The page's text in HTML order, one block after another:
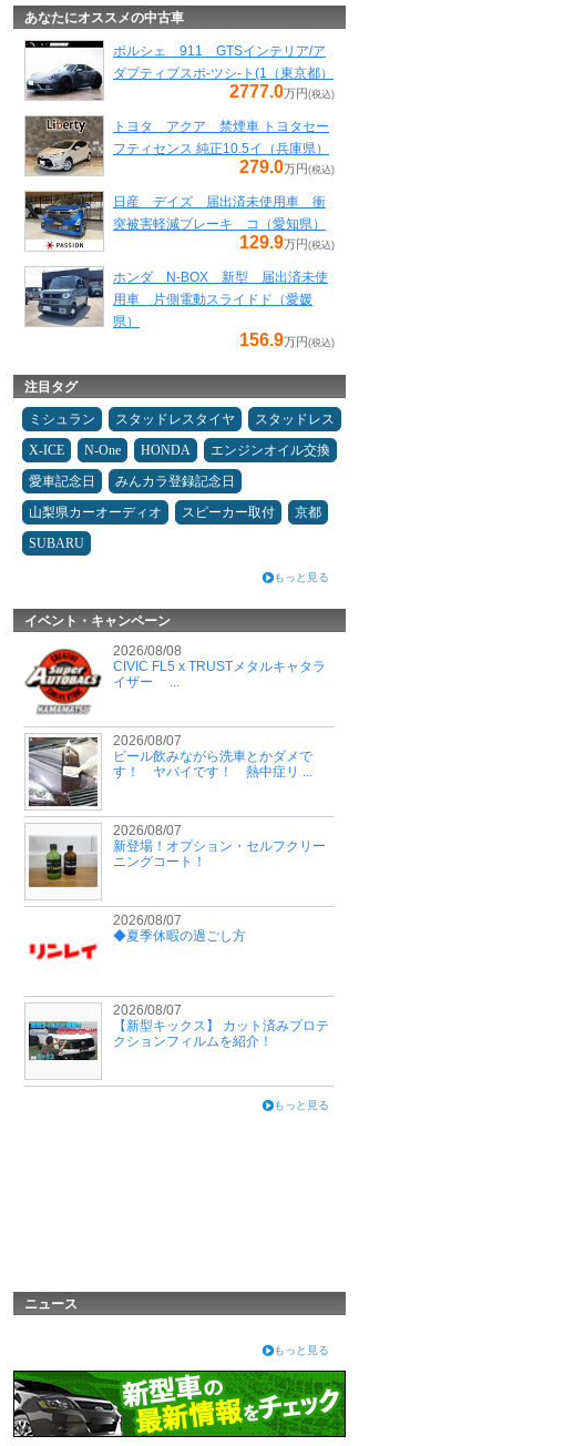
あなたにオススメの中古車
ポルシェ 911 GTSインテリア/ア
ダプティブスポ-ツシ-ト(1（東京都）
2777.0万円(税込)
トヨタ アクア 禁煙車 トヨタセー
フティセンス 純正10.5イ（兵庫県）
279.0万円(税込)
日産 デイズ 届出済未使用車 衝
突被害軽減ブレーキ コ（愛知県）
129.9万円(税込)
ホンダ N-BOX 新型 届出済未使
用車 片側電動スライドド（愛媛
県）
156.9万円(税込)
注目タグ
ミシュラン スタッドレスタイヤ
スタッドレス
X-ICE
N-One HONDA
エンジンオイル交換
愛車記念日
みんカラ登録記念日
山梨県カーオーディオ
スピーカー取付
京都
SUBARU
もっと見る
イベント・キャンペーン
2026/08/08
CIVIC FL5 x TRUSTメタルキャタラ
イザー ...
2026/08/07
ビール飲みながら洗車とかダメで
す！ ヤバイです！ 熱中症リ ...
2026/08/07
新登場！オプション・セルフクリー
ニングコート！
2026/08/07
◆夏季休暇の過ごし方
2026/08/07
【新型キックス】 カット済みプロテ
クションフィルムを紹介！
もっと見る
ニュース
もっと見る